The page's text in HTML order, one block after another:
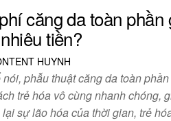
căng da toàn phần
tiền?
HUYNH
nói, phẫu thuật căng da toàn
trẻ hóa vô cùng nhanh chóng,
sự lão hóa của thời gian, trẻ